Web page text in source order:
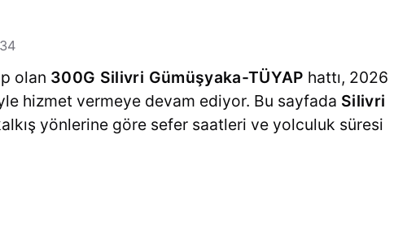
olan 300G Silivri Gümüşyaka-TÜYAP hattı, 2026
hizmet vermeye devam ediyor. Bu sayfada Silivri
yönlerine göre sefer saatleri ve yolculuk süresi